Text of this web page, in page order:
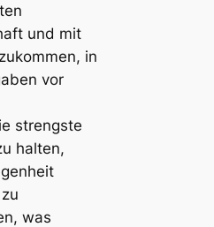
und mit
in
vor
strengste
halten,
was